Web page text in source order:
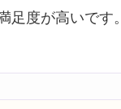
足度が高いです。